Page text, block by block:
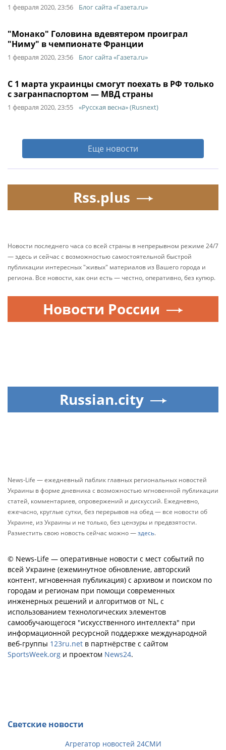
1 февраля 2020, 23:56 Блог сайта «Газета.ru»
"Монако" Головина вдевятером проиграл
"Ниму" в чемпионате Франции
1 февраля 2020, 23:56 Блог сайта «Газета.ru»
С 1 марта украинцы смогут поехать в РФ только
с загранпаспортом — МВД страны
1 февраля 2020, 23:55 «Русская весна» (Rusnext)
Еще новости
Rss.plus
Новости последнего часа со всей страны в непрерывном режиме 24/7
— здесь и сейчас с возможностью самостоятельной быстрой
публикации интересных "живых" материалов из Вашего города и
региона. Все новости, как они есть — честно, оперативно, без купюр.
Новости России
Russian.city
News-Life — ежедневный паблик главных региональных новостей
Украины в форме дневника с возможностью мгновенной публикации
статей, комментариев, опровержений и дискуссий. Ежедневно,
ежечасно, круглые сутки, без перерывов на обед — все новости об
Украине, из Украины и не только, без цензуры и предвзятости.
Разместить свою новость сейчас можно —здесь.
© News-Life — оперативные новости с мест событий по
всей Украине (ежеминутное обновление, авторский
контент, мгновенная публикация) с архивом и поиском по
городам и регионам при помощи современных
инженерных решений и алгоритмов от NL, с
использованием технологических элементов
самообучающегося "искусственного интеллекта" при
информационной ресурсной поддержке международной
веб-группы 123ru.net в партнёрстве с сайтом
SportsWeek.org и проектом News24.
Светские новости
Агрегатор новостей 24СМИ